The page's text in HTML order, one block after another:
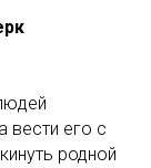
вести его с
родной